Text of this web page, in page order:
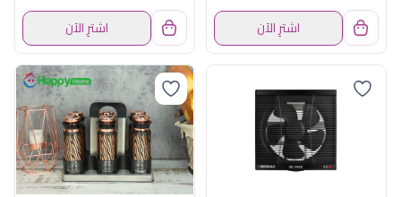
اشترِ الآن
اشترِ الآن